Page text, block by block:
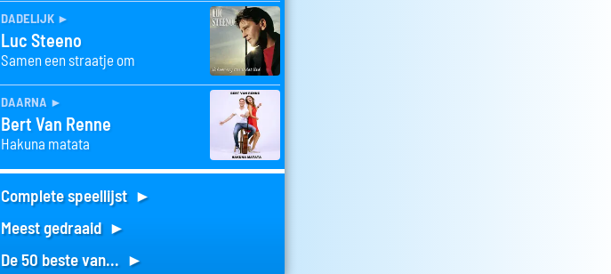
dadelijk ►
Luc Steeno
Samen een straatje om
daarna ►
Bert Van Renne
Hakuna matata
Complete speellijst ►
Meest gedraaid ►
De 50 beste van... ►